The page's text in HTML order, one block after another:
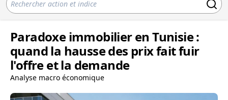
Paradoxe immobilier en Tunisie :
quand la hausse des prix fait fuir
l'offre et la demande
Analyse macro économique